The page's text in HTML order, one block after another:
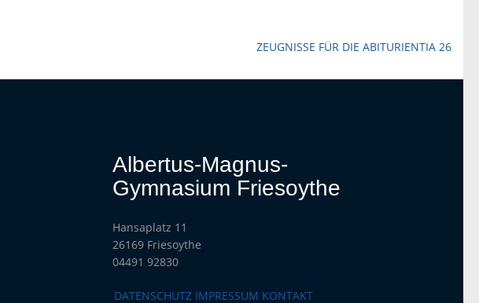
ZEUGNISSE FÜR DIE ABITURIENTIA 26
Albertus-Magnus-
Gymnasium Friesoythe
Hansaplatz 11
26169 Friesoythe
04491 92830
DATENSCHUTZ IMPRESSUM KONTAKT